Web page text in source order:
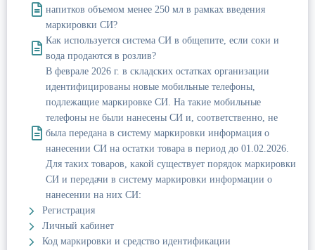
напитков объемом менее 250 мл в рамках введения
маркировки СИ?
Как используется система СИ в общепите, если соки и
вода продаются в розлив?
В феврале 2026 г. в складских остатках организации
идентифицированы новые мобильные телефоны,
подлежащие маркировке СИ. На такие мобильные
телефоны не были нанесены СИ и, соответственно, не
была передана в систему маркировки информация о
нанесении СИ на остатки товара в период до 01.02.2026.
Для таких товаров, какой существует порядок маркировки
СИ и передачи в систему маркировки информации о
нанесении на них СИ:
Регистрация
Личный кабинет
Код маркировки и средство идентификации